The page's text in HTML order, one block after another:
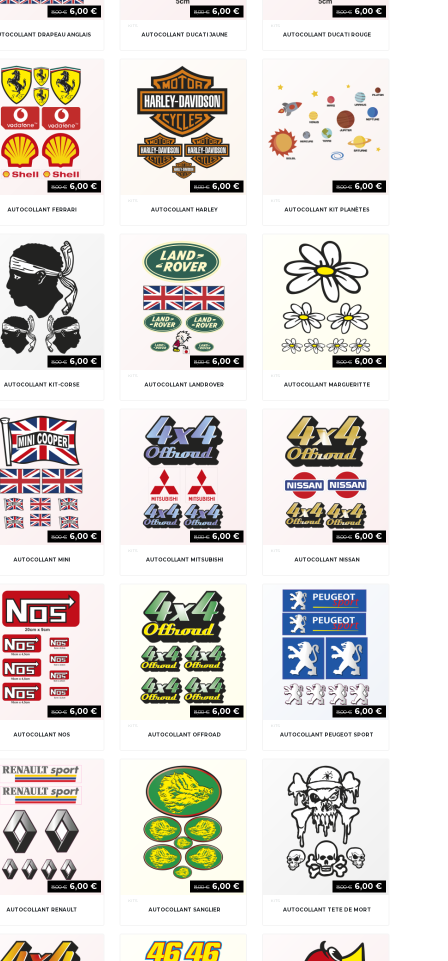
8,00 €6,00 €
DRAPEAU ANGLAIS
8,00 €6,00 €
KITS
AUTOCOLLANT DUCATI JAUNE
8,00 €6,00 €
KITS
AUTOCOLLANT DUCATI ROUGE
8,00 €6,00 €
AUTOCOLLANT FERRARI
8,00 €6,00 €
KITS
AUTOCOLLANT HARLEY
8,00 €6,00 €
KITS
AUTOCOLLANT KIT PLANÈTES
8,00 €6,00 €
AUTOCOLLANT KIT-CORSE
8,00 €6,00 €
KITS
AUTOCOLLANT LANDROVER
8,00 €6,00 €
KITS
AUTOCOLLANT MARGUERITTE
8,00 €6,00 €
AUTOCOLLANT MINI
8,00 €6,00 €
KITS
AUTOCOLLANT MITSUBISHI
8,00 €6,00 €
KITS
AUTOCOLLANT NISSAN
8,00 €6,00 €
AUTOCOLLANT NOS
8,00 €6,00 €
KITS
AUTOCOLLANT OFFROAD
8,00 €6,00 €
KITS
AUTOCOLLANT PEUGEOT SPORT
8,00 €6,00 €
AUTOCOLLANT RENAULT
8,00 €6,00 €
KITS
AUTOCOLLANT SANGLIER
8,00 €6,00 €
KITS
AUTOCOLLANT TETE DE MORT